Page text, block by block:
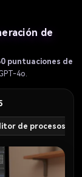
de
puntuaciones de
4o.
de procesos